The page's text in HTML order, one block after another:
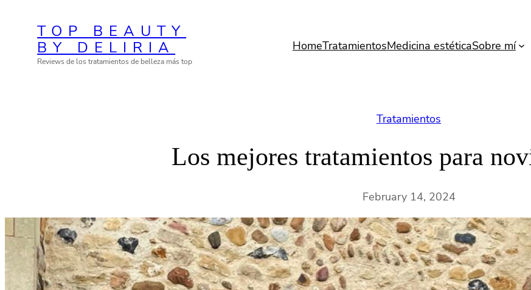
content
TOP BEAUTY
BY DELIRIA
Reviews de los tratamientos de belleza más top
HomeTratamientosMedicina estéticaSobre mí
Tratamientos
Los mejores tratamientos para
February 14, 2024